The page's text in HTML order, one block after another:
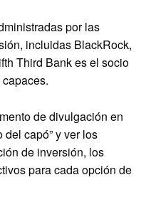
por las
incluidas BlackRock,
Third Bank es el socio
de divulgación en
del capó” y ver los
de inversión, los
para cada opción de